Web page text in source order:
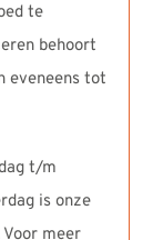
te
behoort
eveneens tot
t/m
is onze
meer